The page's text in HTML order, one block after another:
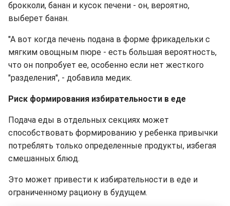
брокколи, банан и кусок печени - он, вероятно,
выберет банан.
"А вот когда печень подана в форме фрикадельки с
мягким овощным пюре - есть большая вероятность,
что он попробует ее, особенно если нет жесткого
"разделения", - добавила медик.
Риск формирования избирательности в еде
Подача еды в отдельных секциях может
способствовать формированию у ребенка привычки
потреблять только определенные продукты, избегая
смешанных блюд.
Это может привести к избирательности в еде и
ограниченному рациону в будущем.